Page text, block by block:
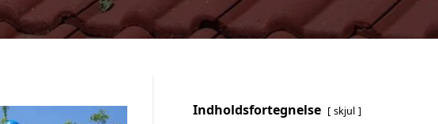
Indholdsfortegnelse skjul